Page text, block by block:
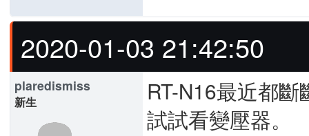
2020-01-03 21:42:50
plaredismiss
新生
RT-N16最近都
試試看變壓器。